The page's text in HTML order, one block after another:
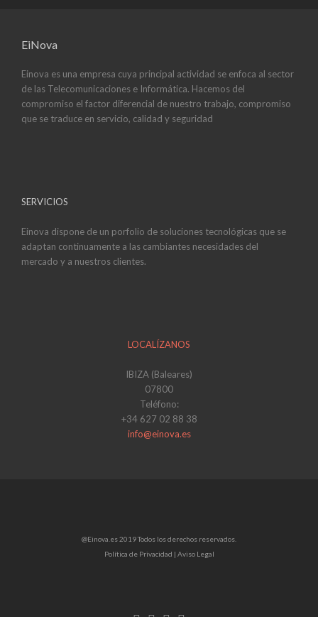
EiNova
Einova es una empresa cuya principal actividad se enfoca al sector
de las Telecomunicaciones e Informática. Hacemos del
compromiso el factor diferencial de nuestro trabajo, compromiso
que se traduce en servicio, calidad y seguridad
SERVICIOS
Einova dispone de un porfolio de soluciones tecnológicas que se
adaptan continuamente a las cambiantes necesidades del
mercado y a nuestros clientes.
LOCALÍZANOS
IBIZA (Baleares)
07800
Teléfono:
+34 627 02 88 38
info@einova.es
@Einova.es 2019 Todos los derechos reservados.
Política de Privacidad | Aviso Legal